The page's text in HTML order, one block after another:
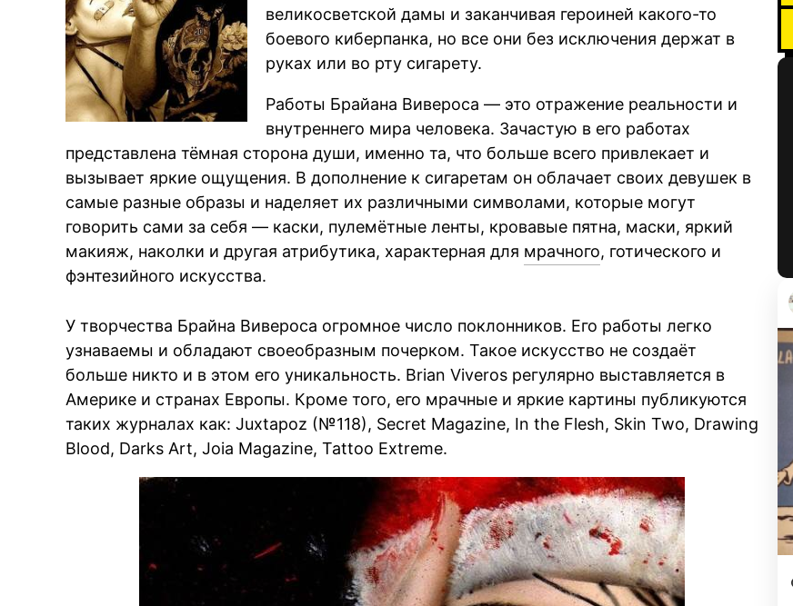
великосветской дамы и заканчивая героиней какого-то
боевого киберпанка, но все они без исключения держат в
руках или во рту сигарету.
Работы Брайана Вивероса — это отражение реальности и
внутреннего мира человека. Зачастую в его работах
представлена тёмная сторона души, именно та, что больше всего привлекает и
вызывает яркие ощущения. В дополнение к сигаретам он облачает своих девушек в
самые разные образы и наделяет их различными символами, которые могут
говорить сами за себя — каски, пулемётные ленты, кровавые пятна, маски, яркий
макияж, наколки и другая атрибутика, характерная для мрачного, готического и
фэнтезийного искусства.
У творчества Брайна Вивероса огромное число поклонников. Его работы легко
узнаваемы и обладают своеобразным почерком. Такое искусство не создаёт
больше никто и в этом его уникальность. Brian Viveros регулярно выставляется в
Америке и странах Европы. Кроме того, его мрачные и яркие картины публикуются
таких журналах как: Juxtapoz (№118), Secret Magazine, In the Flesh, Skin Two, Drawing
Blood, Darks Art, Joia Magazine, Tattoo Extreme.